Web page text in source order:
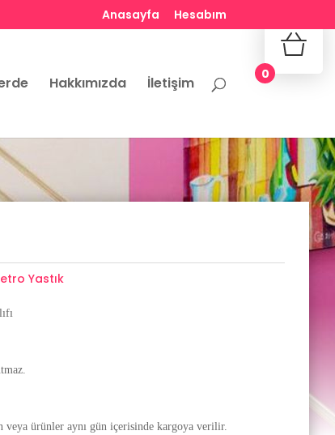
Anasayfa Hesabım
Hakkımızda İletişim
Yastık
veya ürünler aynı gün içerisinde kargoya verilir.
0